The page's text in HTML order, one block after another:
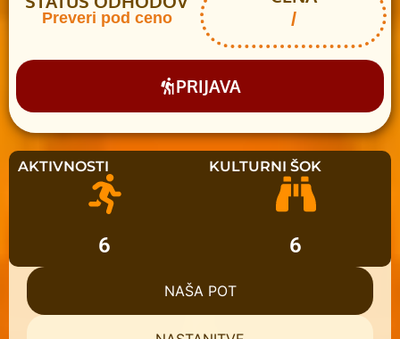
Preveri pod ceno /
PRIJAVA
AKTIVNOSTI
6
KULTURNI ŠOK
6
NAŠA POT